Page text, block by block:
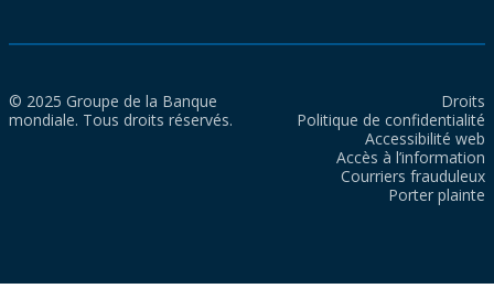
© 2025 Groupe de la Banque
mondiale. Tous droits réservés.
Droits
Politique de confidentialité
Accessibilité web
Accès à l’information
Courriers frauduleux
Porter plainte